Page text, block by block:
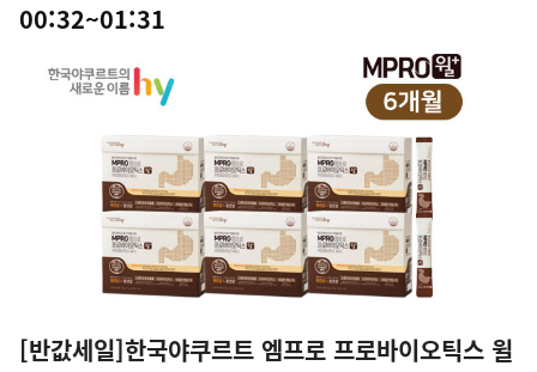
00:32~01:31
[반값세일]한국야쿠르트 엠프로 프로바이오틱스 윌